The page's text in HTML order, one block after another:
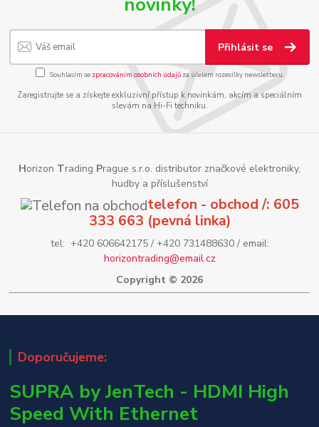
Přihlásit se
Souhlasím se zpracováním osobních údajůza účelem rozesílky newsletteru.
Zaregistrujte se a získejte exkluzivní přístup k novinkám, akcím a speciálním
slevám na Hi-Fi techniku.
Horizon Trading Prague s.r.o. distributor značkové elektroniky,
hudby a příslušenství
telefon - obchod /: 605
333 663 (pevná linka)
tel: +420 606642175 / +420 731488630 / email:
horizontrading@email.cz
Copyright © 2026
Doporučujeme:
SUPRA by JenTech - HDMI High
Speed With Ethernet